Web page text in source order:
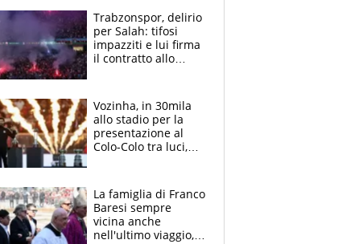
Trabzonspor, delirio
per Salah: tifosi
impazziti e lui firma
il contratto allo
Vozinha, in 30mila
allo stadio per la
presentazione al
Colo-Colo tra luci,
La famiglia di Franco
Baresi sempre
vicina anche
nell'ultimo viaggio,